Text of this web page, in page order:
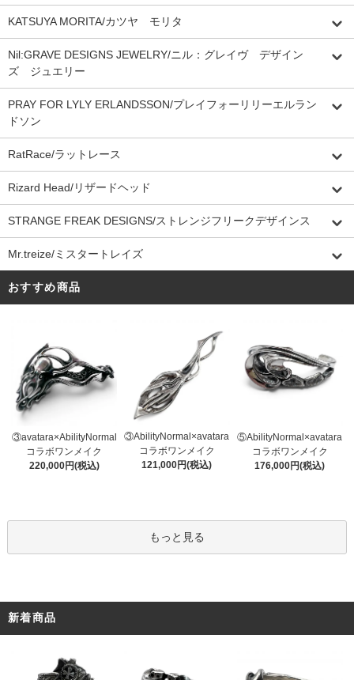
KATSUYA MORITA/カツヤ モリタ
Nil:GRAVE DESIGNS JEWELRY/ニル：グレイヴ デザイン
ズ ジュエリー
PRAY FOR LYLY ERLANDSSON/プレイフォーリリーエルラン
ドソン
RatRace/ラットレース
Rizard Head/リザードヘッド
STRANGE FREAK DESIGNS/ストレンジフリークデザインス
Mr.treize/ミスタートレイズ
おすすめ商品
③avatara×AbilityNormal
コラボワンメイク
220,000円(税込)
③AbilityNormal×avatara
コラボワンメイク
121,000円(税込)
⑤AbilityNormal×avatara
コラボワンメイク
176,000円(税込)
もっと見る
新着商品